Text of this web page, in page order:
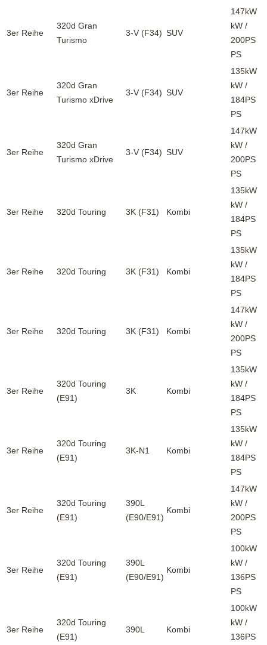
3er Reihe
320d Gran
Turismo
3-V (F34) SUV
147kW
kW /
200PS
PS
3er Reihe
320d Gran
Turismo xDrive
3-V (F34) SUV
135kW
kW /
184PS
PS
3er Reihe
320d Gran
Turismo xDrive
3-V (F34) SUV
147kW
kW /
200PS
PS
3er Reihe 320d Touring 3K (F31) Kombi
135kW
kW /
184PS
PS
3er Reihe 320d Touring 3K (F31) Kombi
135kW
kW /
184PS
PS
3er Reihe 320d Touring 3K (F31) Kombi
147kW
kW /
200PS
PS
3er Reihe
320d Touring
(E91)
3K Kombi
135kW
kW /
184PS
PS
3er Reihe
320d Touring
(E91)
3K-N1 Kombi
135kW
kW /
184PS
PS
3er Reihe
320d Touring
(E91)
390L
(E90/E91)
Kombi
147kW
kW /
200PS
PS
3er Reihe
320d Touring
(E91)
390L
(E90/E91)
Kombi
100kW
kW /
136PS
PS
3er Reihe
320d Touring
(E91)
390L Kombi
100kW
kW /
136PS